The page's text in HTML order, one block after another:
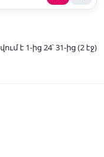
է 1-ից 24՝ 31-ից (2 էջ)